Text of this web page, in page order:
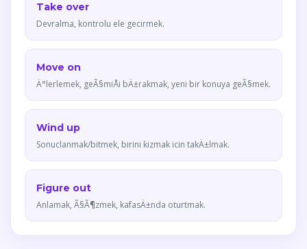
Take over
Devralma, kontrolu ele gecirmek.
Move on
Ä°lerlemek, geÃ§miÅi bÄ±rakmak, yeni bir konuya geÃ§mek.
Wind up
Sonuclanmak/bitmek, birini kizmak icin takÄ±lmak.
Figure out
Anlamak, Ã§Ã¶zmek, kafasÄ±nda oturtmak.